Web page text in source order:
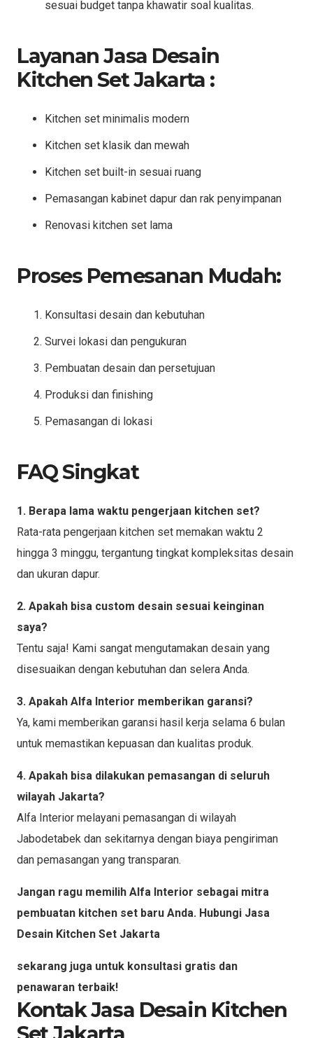
sesuai budget tanpa khawatir soal kualitas.
Layanan Jasa Desain
Kitchen Set Jakarta :
Kitchen set minimalis modern
Kitchen set klasik dan mewah
Kitchen set built-in sesuai ruang
Pemasangan kabinet dapur dan rak penyimpanan
Renovasi kitchen set lama
Proses Pemesanan Mudah:
Konsultasi desain dan kebutuhan
Survei lokasi dan pengukuran
Pembuatan desain dan persetujuan
Produksi dan finishing
Pemasangan di lokasi
FAQ Singkat
1. Berapa lama waktu pengerjaan kitchen set?
Rata-rata pengerjaan kitchen set memakan waktu 2
hingga 3 minggu, tergantung tingkat kompleksitas desain
dan ukuran dapur.
2. Apakah bisa custom desain sesuai keinginan
saya?
Tentu saja! Kami sangat mengutamakan desain yang
disesuaikan dengan kebutuhan dan selera Anda.
3. Apakah Alfa Interior memberikan garansi?
Ya, kami memberikan garansi hasil kerja selama 6 bulan
untuk memastikan kepuasan dan kualitas produk.
4. Apakah bisa dilakukan pemasangan di seluruh
wilayah Jakarta?
Alfa Interior melayani pemasangan di wilayah
Jabodetabek dan sekitarnya dengan biaya pengiriman
dan pemasangan yang transparan.
Jangan ragu memilih Alfa Interior sebagai mitra
pembuatan kitchen set baru Anda. Hubungi Jasa
Desain Kitchen Set Jakarta
sekarang juga untuk konsultasi gratis dan
penawaran terbaik!
Kontak Jasa Desain Kitchen